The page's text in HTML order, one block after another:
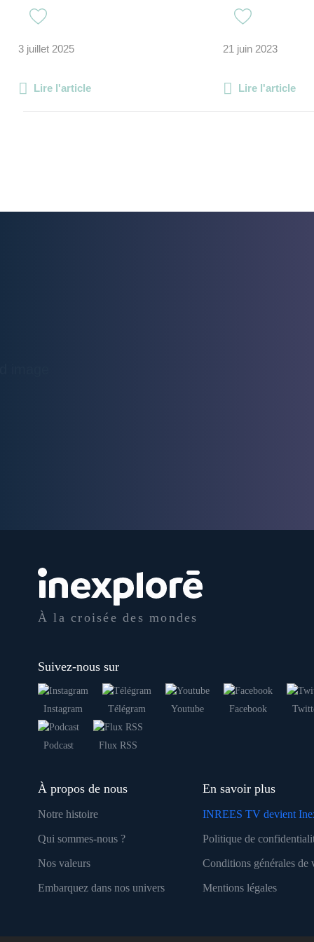
3 juillet 2025
Lire l'article
21 juin 2023
Lire l'article
À la croisée des mondes
Suivez-nous sur
Instagram Télégram Youtube Facebook
Podcast Flux RSS
À propos de nous
Notre histoire
Qui sommes-nous ?
Nos valeurs
Embarquez dans nos univers
En savoir plus
INREES TV devient
Politique de
Conditions générales de
Mentions légales